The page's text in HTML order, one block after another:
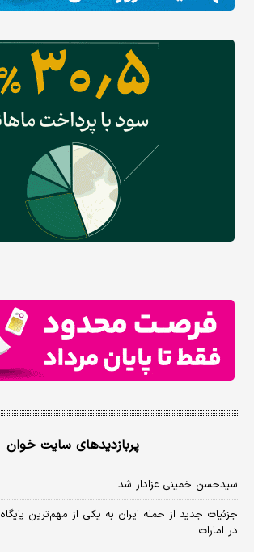
پربازدیدهای سایت خوان
سیدحسن خمینی عزادار شد
جزئیات جدید از حمله ایران به یکی از مهم‌ترین
در امارات